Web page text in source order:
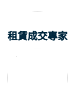
租賃成交專家